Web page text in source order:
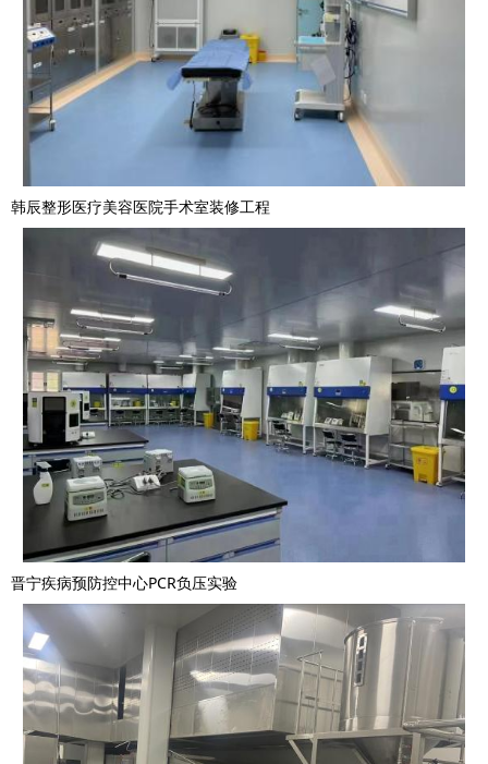
韩辰整形医疗美容医院手术室装修工程
晋宁疾病预防控中心PCR负压实验